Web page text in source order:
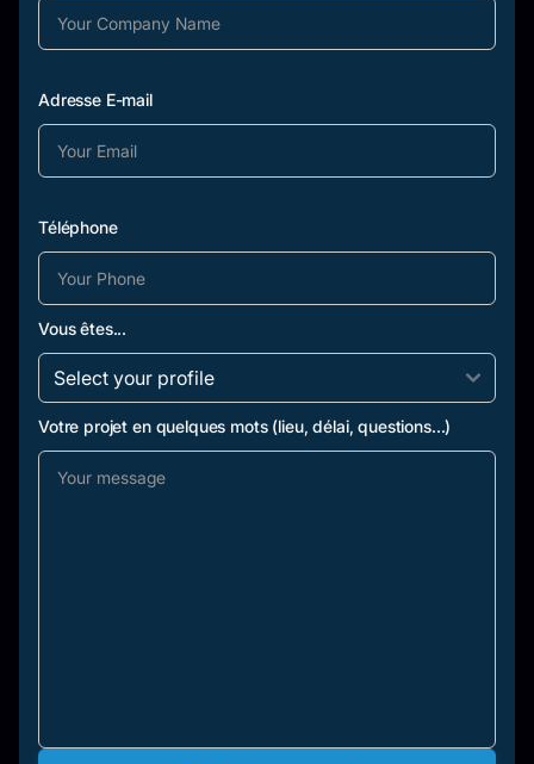
Adresse E-mail
Téléphone
Vous êtes...
Votre projet en quelques mots (lieu, délai, questions...)